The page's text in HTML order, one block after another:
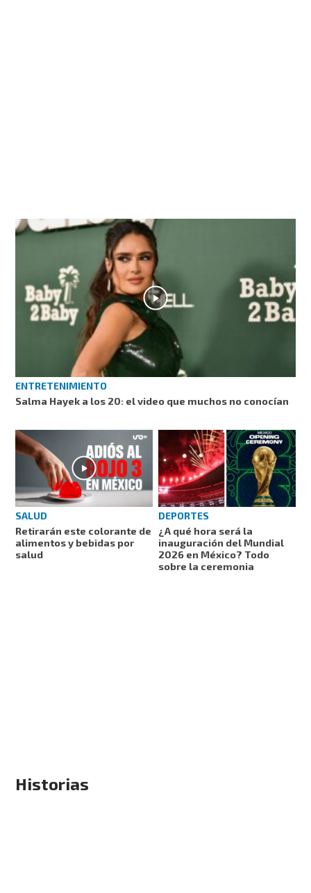
ENTRETENIMIENTO
Salma Hayek a los 20: el video que muchos no conocían
SALUD
Retirarán este colorante de
alimentos y bebidas por
salud
DEPORTES
¿A qué hora será la
inauguración del Mundial
2026 en México? Todo
sobre la ceremonia
Historias